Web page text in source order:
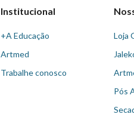
Institucional
+A Educação
Artmed
Trabalhe conosco
Loja
Pós